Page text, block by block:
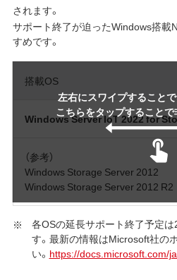
されます。
サポート終了が迫ったWindows搭載
すめです。
左右にスワイプすることで
こちらをタップすることで
搭載OS
Windows Server IoT 2022 for
（参考）
Windows Storage Server 2012
Windows Storage Server 2012 R2
各OSの延長サポート終了予定
す。最新の情報はMicrosoft社の
い。 https://docs.microsoft.com/